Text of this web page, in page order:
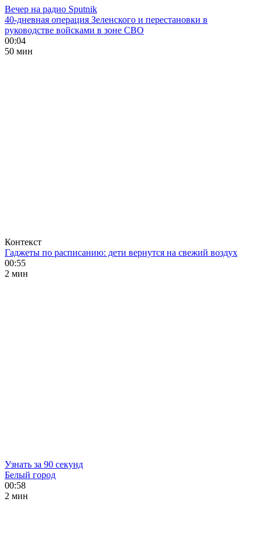
Вечер на радио Sputnik
40-дневная операция Зеленского и перестановки в
руководстве войсками в зоне СВО
00:04
50 мин
Контекст
Гаджеты по расписанию: дети вернутся на свежий воздух
00:55
2 мин
Узнать за 90 секунд
Белый город
00:58
2 мин